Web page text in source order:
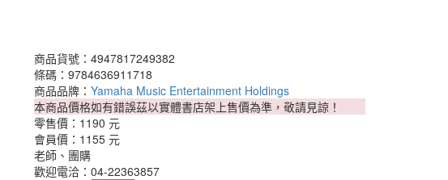
商品貨號：4947817249382
條碼：9784636911718
商品品牌：Yamaha Music Entertainment Holdings
本商品價格如有錯誤茲以實體書店架上售價為準，敬請見諒！
零售價： 1190 元
會員價： 1155 元
老師、團購
歡迎電洽：04-22363857